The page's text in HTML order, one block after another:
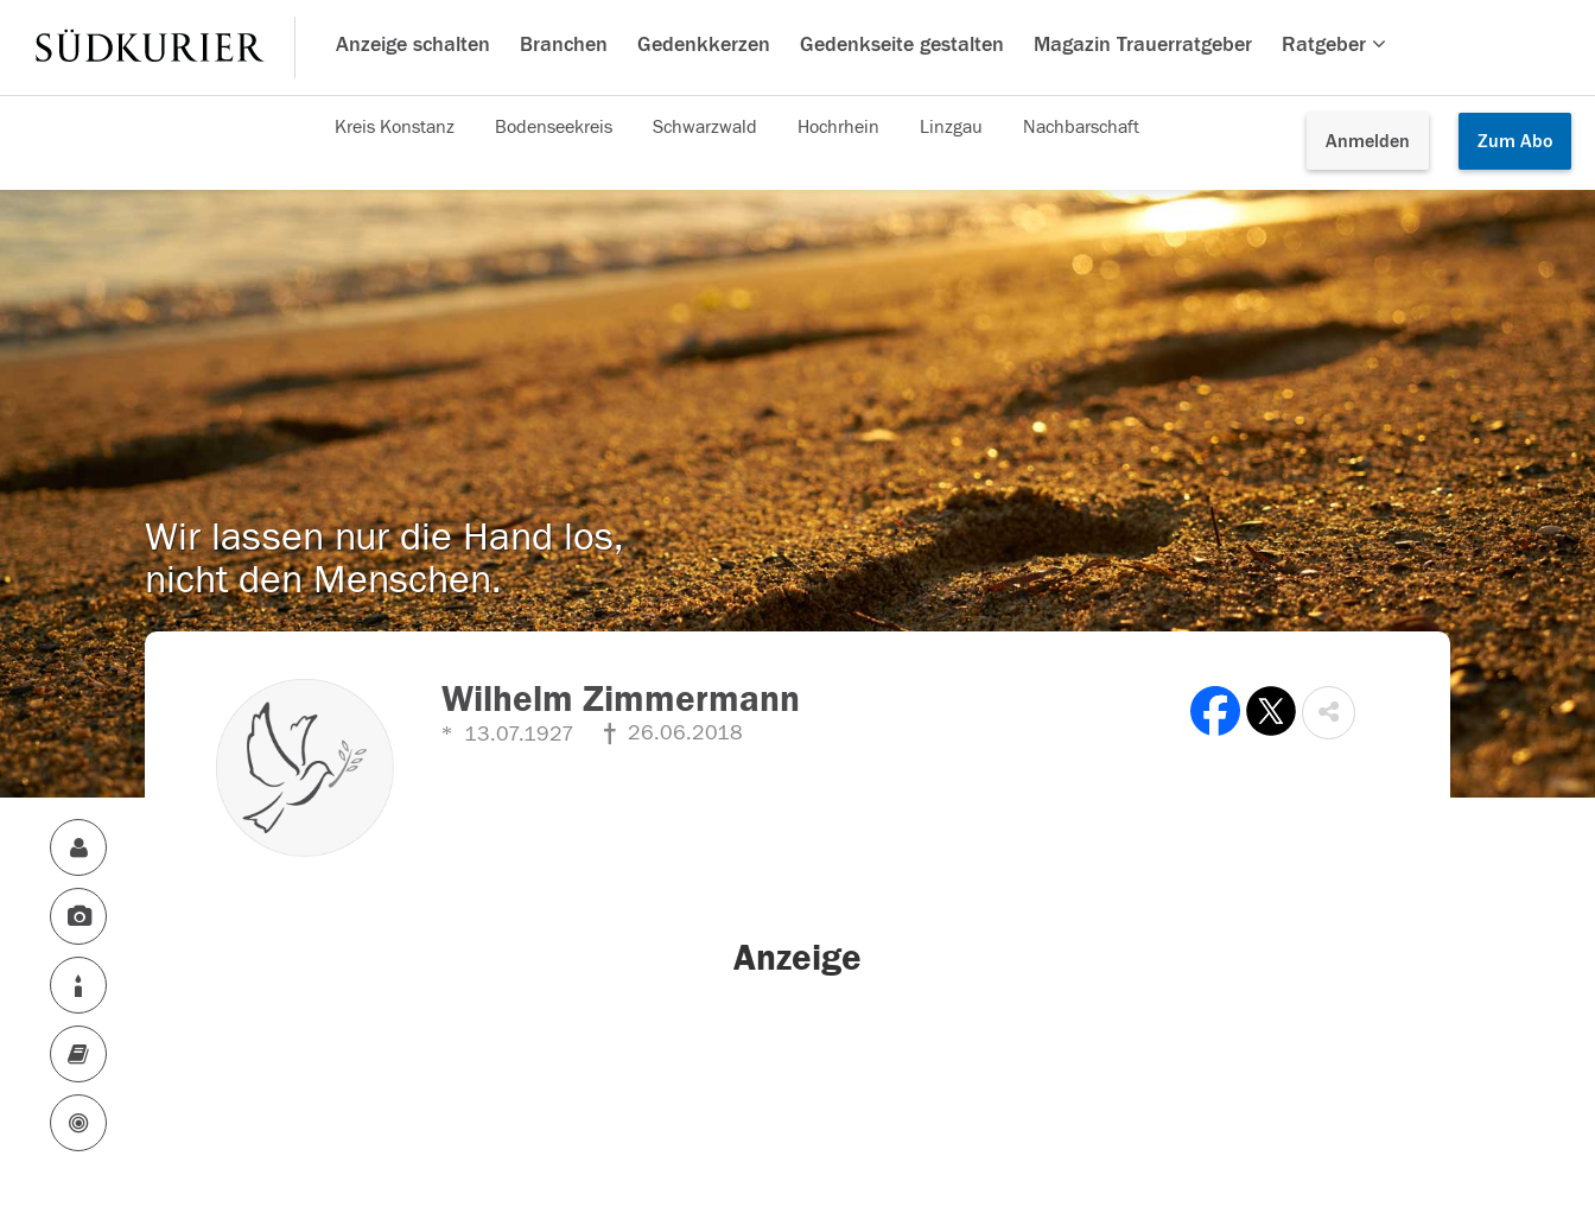
Anzeige schalten Branchen Gedenkkerzen Gedenkseite gestalten Magazin Trauerratgeber Ratgeber
Anmelden Zum Abo
Kreis Konstanz Bodenseekreis Schwarzwald Hochrhein Linzgau Nachbarschaft
Wir lassen nur die Hand los,
nicht den Menschen.
Wilhelm Zimmermann
13.07.1927 26.06.2018
Anzeige